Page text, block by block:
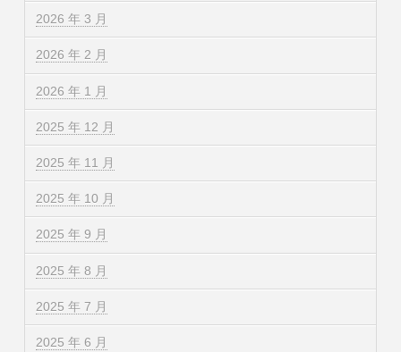
2026 年 3 月
2026 年 2 月
2026 年 1 月
2025 年 12 月
2025 年 11 月
2025 年 10 月
2025 年 9 月
2025 年 8 月
2025 年 7 月
2025 年 6 月